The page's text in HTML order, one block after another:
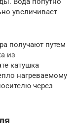
увеличивает
получают путем
из
катушка
нагреваемому
через